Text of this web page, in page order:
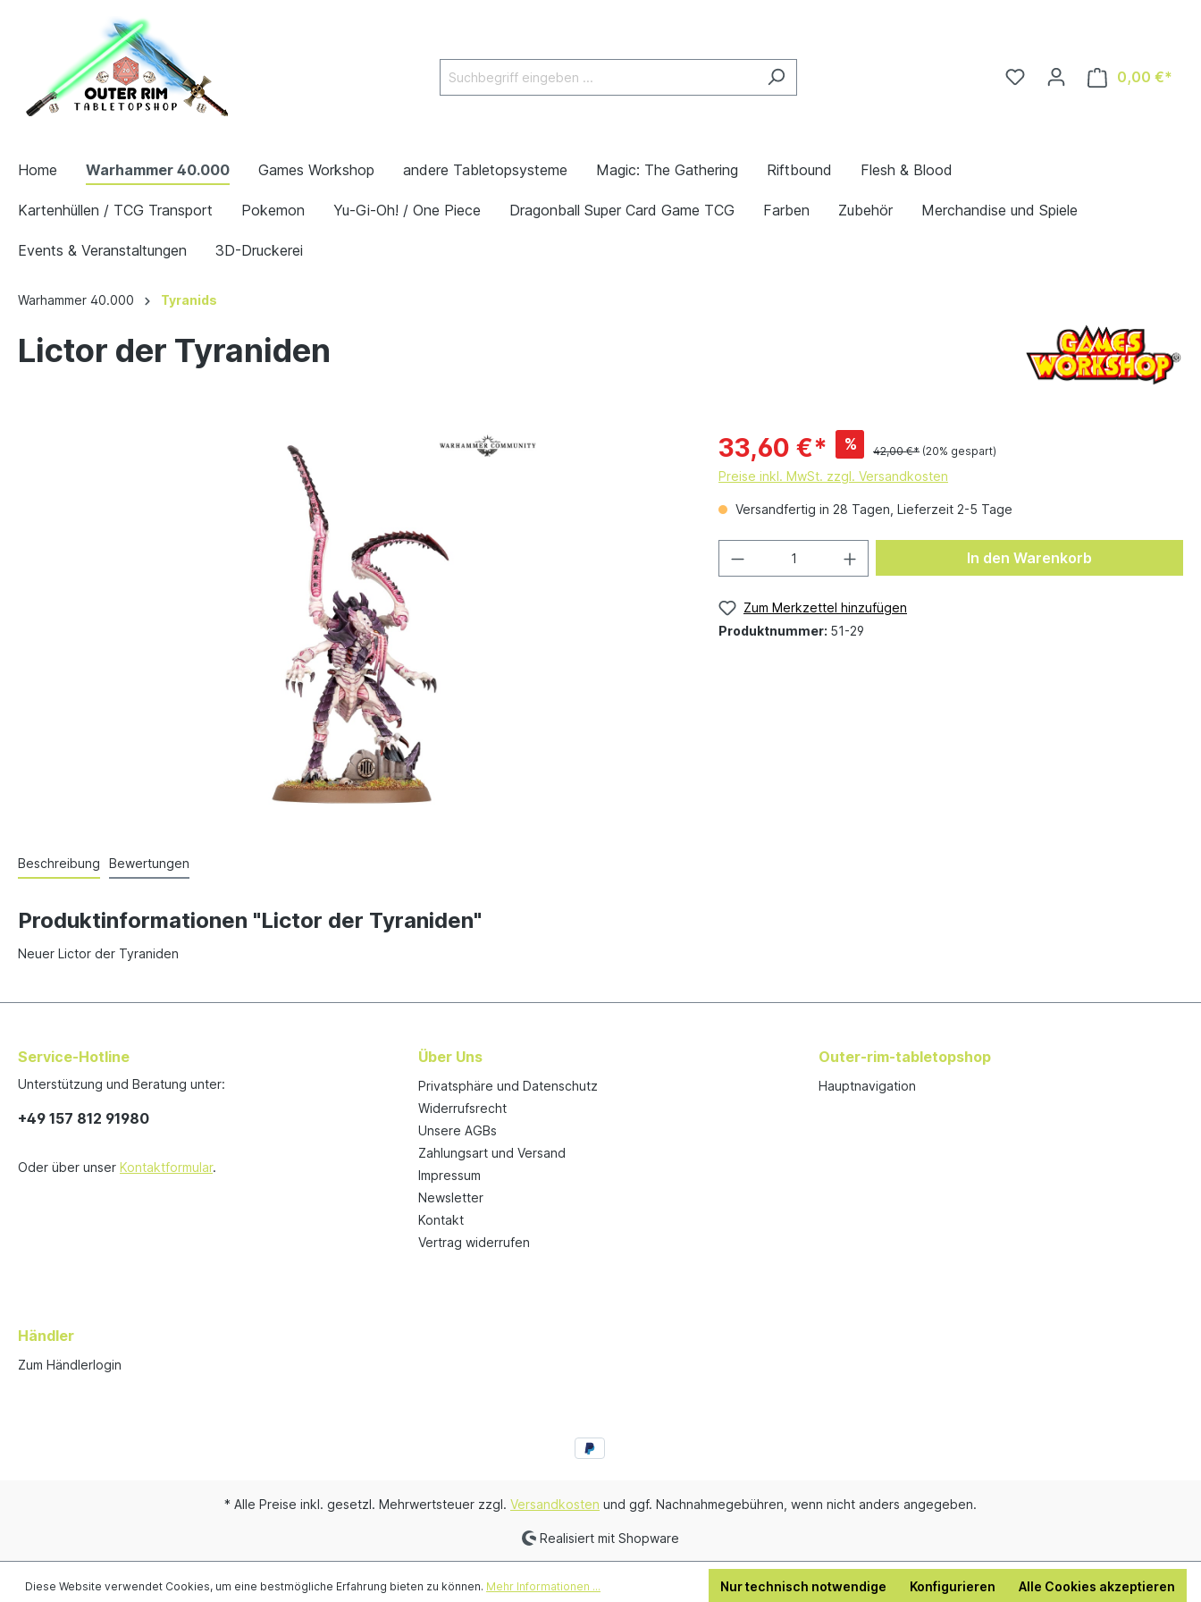
0,00 €*
Home Warhammer 40.000 Games Workshop andere Tabletopsysteme Magic: The Gathering Riftbound Flesh & Blood
Kartenhüllen / TCG Transport Pokemon Yu-Gi-Oh! / One Piece Dragonball Super Card Game TCG Farben Zubehör Merchandise und Spiele
Events & Veranstaltungen 3D-Druckerei
Warhammer 40.000 Tyranids
Lictor der Tyraniden
33,60 €* % 42,00 €* (20% gespart)
Preise inkl. MwSt. zzgl. Versandkosten
Versandfertig in 28 Tagen, Lieferzeit 2-5 Tage
In den Warenkorb
Zum Merkzettel hinzufügen
Produktnummer: 51-29
Beschreibung Bewertungen
Produktinformationen "Lictor der Tyraniden"
Neuer Lictor der Tyraniden
Service-Hotline
Unterstützung und Beratung unter:
+49 157 812 91980
Oder über unser Kontaktformular.
Über Uns
Privatsphäre und Datenschutz
Widerrufsrecht
Unsere AGBs
Zahlungsart und Versand
Impressum
Newsletter
Kontakt
Vertrag widerrufen
Outer-rim-tabletopshop
Hauptnavigation
Händler
Zum Händlerlogin
* Alle Preise inkl. gesetzl. Mehrwertsteuer zzgl. Versandkosten und ggf. Nachnahmegebühren, wenn nicht anders angegeben.
Realisiert mit Shopware
Diese Website verwendet Cookies, um eine bestmögliche Erfahrung bieten zu können. Mehr Informationen ... Nur technisch notwendige Konfigurieren Alle Cookies akzeptieren